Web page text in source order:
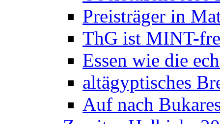
Preisträger in
ThG ist MINT-
Essen wie die
altägyptisches
Auf nach